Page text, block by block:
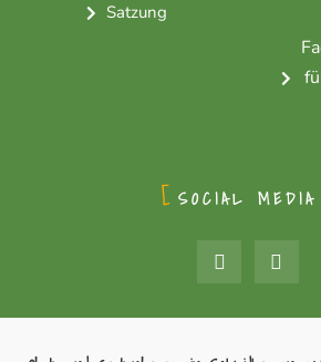
Satzung
SOCIAL MEDIA